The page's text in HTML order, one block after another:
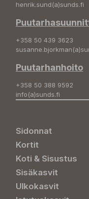
henrik.sund(a)sunds.fi
+358 50 439 3623
Puutarhanhoito
+358 50 388 9592
info(a)sunds.fi
Sidonnat
Kortit
Koti & Sisustus
Sisäkasvit
Ulkokasvit